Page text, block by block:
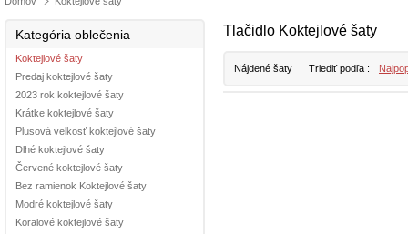
Kategória oblečenia
Koktejlové šaty
Predaj koktejlové šaty
2023 rok koktejlové šaty
Krátke koktejlové šaty
Plusová velkosť koktejlové šaty
Dlhé koktejlové šaty
Červené koktejlové šaty
Bez ramienok Koktejlové šaty
Modré koktejlové šaty
Koralové koktejlové šaty
Tlačidlo Koktejlové šaty
Nájdené šaty Triediť podľa :